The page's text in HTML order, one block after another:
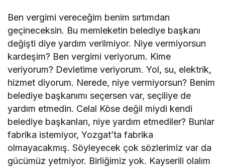
Ben vergimi vereceğim benim sırtımdan
geçineceksin. Bu memleketin belediye başkanı
değişti diye yardım verilmiyor. Niye vermiyorsun
kardeşim? Ben vergimi veriyorum. Kime
veriyorum? Devletime veriyorum. Yol, su, elektrik,
hizmet diyorum. Nerede, niye vermiyorsun? Benim
belediye başkanımı seçersen var, seçiliye de
yardım etmedin. Celal Köse değil miydi kendi
belediye başkanları, niye yardım etmediler? Bunlar
fabrika istemiyor, Yozgat’ta fabrika
olmayacakmış. Söyleyecek çok sözlerimiz var da
gücümüz yetmiyor. Birliğimiz yok. Kayserili olalım